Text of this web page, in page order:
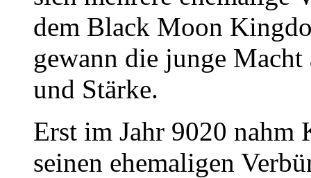
dem Black Moon
gewann die junge
und Stärke.
Erst im Jahr 9020
seinen ehemaligen